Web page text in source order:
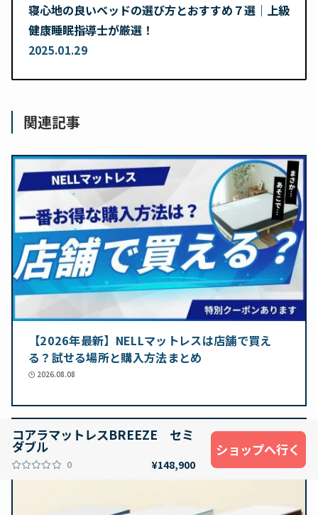
コアラマットレスBREEZE セミ
ダブル
0 ¥148,900
ショップへ行く
寝心地の良いベッドの選び方とおすすめ７選｜上級
健康睡眠指導士が厳選！
2025.01.29
関連記事
【2026年最新】NELLマットレスは店舗で買え
る？試せる場所と購入方法まとめ
2026.08.08